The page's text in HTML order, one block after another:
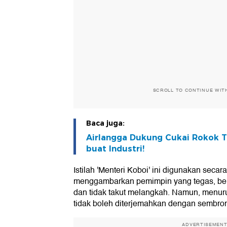
SCROLL TO CONTINUE
Baca juga:
Airlangga Dukung Cukai Rokok
buat Industri!
Istilah 'Menteri Koboi' ini digunakan
menggambarkan pemimpin yang tegas,
dan tidak takut melangkah. Namun,
tidak boleh diterjemahkan dengan
ADVERTISEMENT